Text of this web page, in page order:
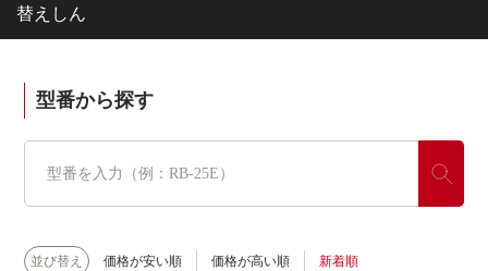
替えしん
型番から探す
並び替え 価格が安い順 価格が高い順 新着順